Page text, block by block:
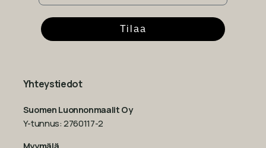
Tilaa
Yhteystiedot
Suomen Luonnonmaalit Oy
Y-tunnus: 2760117-2